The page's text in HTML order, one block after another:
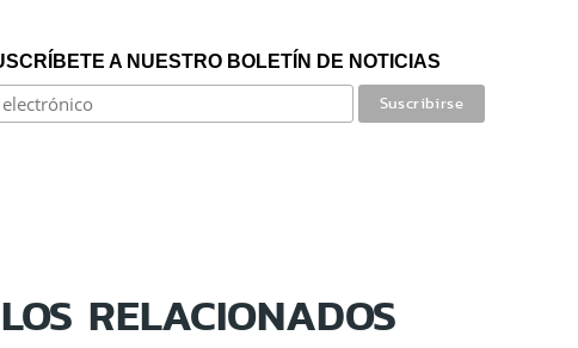
A NUESTRO BOLETÍN DE NOTICIAS
RELACIONADOS